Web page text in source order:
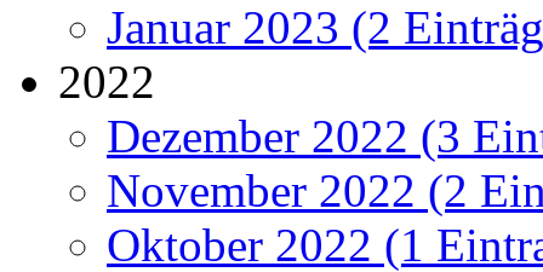
Januar 2023 (2
2022
Dezember 2022 (3
November 2022 (2
Oktober 2022 (1